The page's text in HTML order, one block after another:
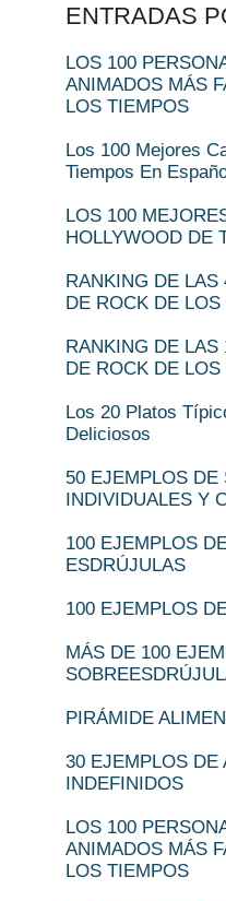
ENTRADAS
LOS 100
ANIMADOS MÁS
LOS TIEMPOS
Los 100 Mejores
Tiempos En
LOS 100
HOLLYWOOD DE
RANKING DE LAS
DE ROCK DE LOS
RANKING DE LAS
DE ROCK DE LOS
Los 20 Platos
Deliciosos
50 EJEMPLOS DE
INDIVIDUALES Y
100 EJEMPLOS
ESDRÚJULAS
100 EJEMPLOS
MÁS DE 100
PIRÁMIDE
30 EJEMPLOS DE
INDEFINIDOS
LOS 100
ANIMADOS MÁS
LOS TIEMPOS